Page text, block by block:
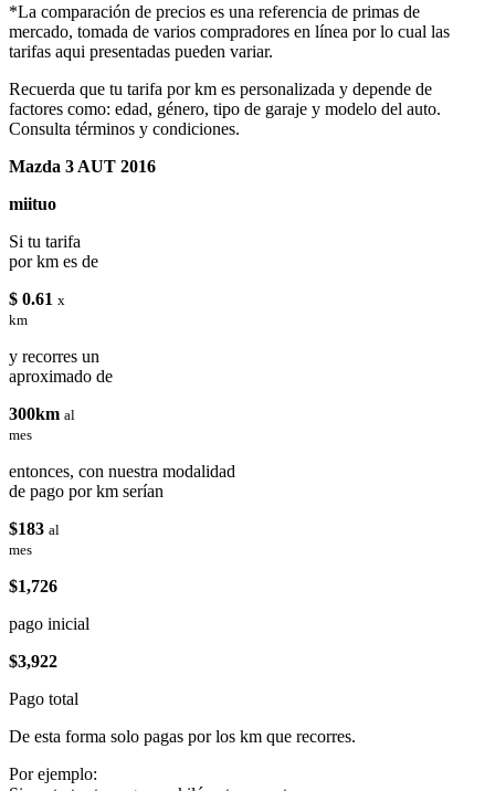
*La comparación de precios es una referencia de primas de
mercado, tomada de varios compradores en línea por lo cual las
tarifas aqui presentadas pueden variar.
Recuerda que tu tarifa por km es personalizada y depende de
factores como: edad, género, tipo de garaje y modelo del auto.
Consulta términos y condiciones.
Mazda 3 AUT 2016
miituo
Si tu tarifa
por km es de
$ 0.61 x
km
y recorres un
aproximado de
300km al
mes
entonces, con nuestra modalidad
de pago por km serían
$183 al
mes
$1,726
pago inicial
$3,922
Pago total
De esta forma solo pagas por los km que recorres.
Por ejemplo: